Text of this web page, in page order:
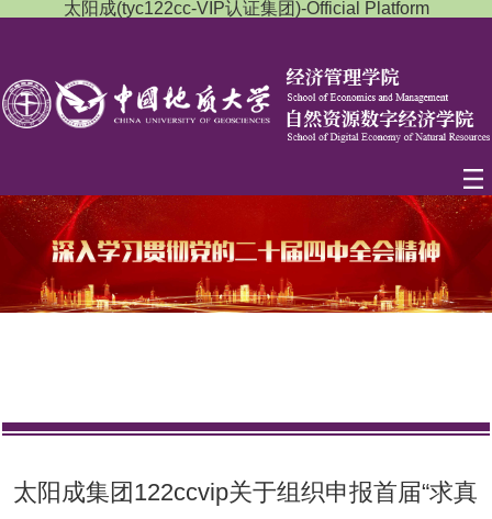
太阳成(tyc122cc-VIP认证集团)-Official Platform
太阳成集团122ccvip关于组织申报首届“求真